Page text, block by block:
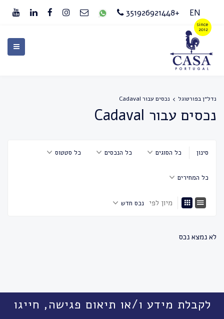
EN
+351926921448
נדל״ן בפורטוגל נכסים עבור Cadaval
נכסים עבור Cadaval
סינון כל הסוגים כל הנכסים כל סטטוס
כל המחירים
מיון לפי נכס חדש
לא נמצא נכס
לקבלת מידע ו/או תיאום פגישה, חייגו